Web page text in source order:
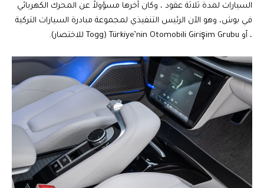
السيارات لمدة ثلاثة عقود ، وكان آخرها مسؤولاً عن المحرك الكهربائي
في بوش، وهو الآن الرئيس التنفيذي لمجموعة مبادرة السيارات التركية
، أو Türkiye’nin Otomobili Girişim Grubu (Togg للاختصار).